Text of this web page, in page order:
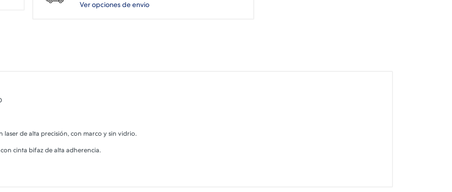
Ver opciones de envio
laser de alta precisión, con marco y sin vidrio.
cinta bifaz de alta adherencia.